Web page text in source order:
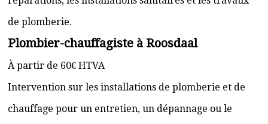
de plomberie.
Plombier-chauffagiste à Roosdaal
À partir de 60€ HTVA
Intervention sur les installations de plomberie et de
chauffage pour un entretien, un dépannage ou le